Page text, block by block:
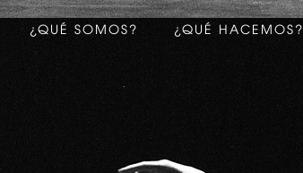
¿QUÉ SOMOS? ¿QUÉ HACEMOS?